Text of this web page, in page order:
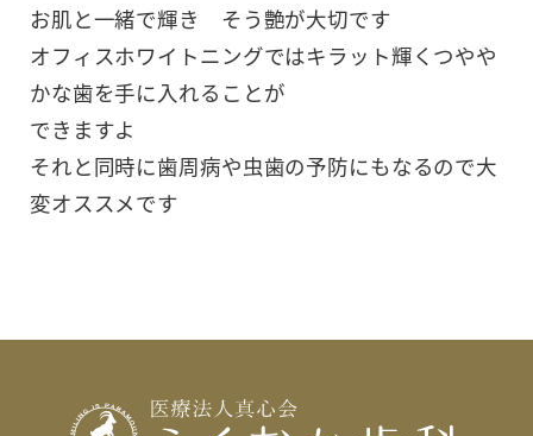
お肌と一緒で輝き そう艶が大切です
オフィスホワイトニングではキラット輝くつやや
かな歯を手に入れることが
できますよ
それと同時に歯周病や虫歯の予防にもなるので大
変オススメです